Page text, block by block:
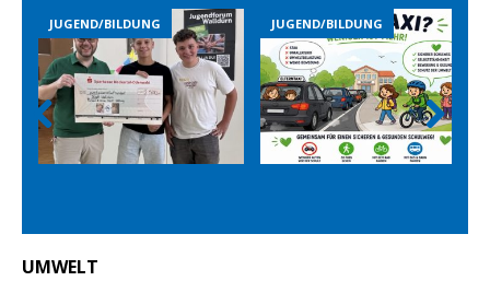
JUGEND/BILDUNG JUGEND/BILDUNG
Prev
ious
Nex
t
UMWELT